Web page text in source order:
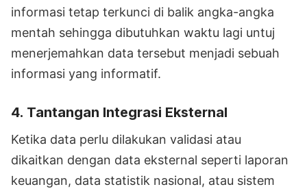
informasi tetap terkunci di balik angka-angka
mentah sehingga dibutuhkan waktu lagi untuj
menerjemahkan data tersebut menjadi sebuah
informasi yang informatif.
4. Tantangan Integrasi Eksternal
Ketika data perlu dilakukan validasi atau
dikaitkan dengan data eksternal seperti laporan
keuangan, data statistik nasional, atau sistem